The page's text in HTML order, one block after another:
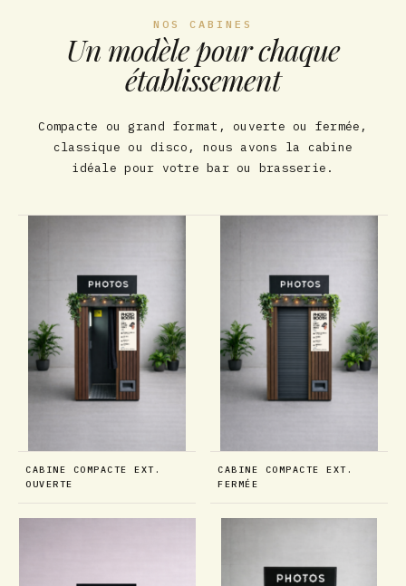
NOS CABINES
Un modèle pour chaque
établissement
Compacte ou grand format, ouverte ou fermée,
classique ou disco, nous avons la cabine
idéale pour votre bar ou brasserie.
CABINE COMPACTE EXT.
OUVERTE
CABINE COMPACTE EXT.
FERMÉE